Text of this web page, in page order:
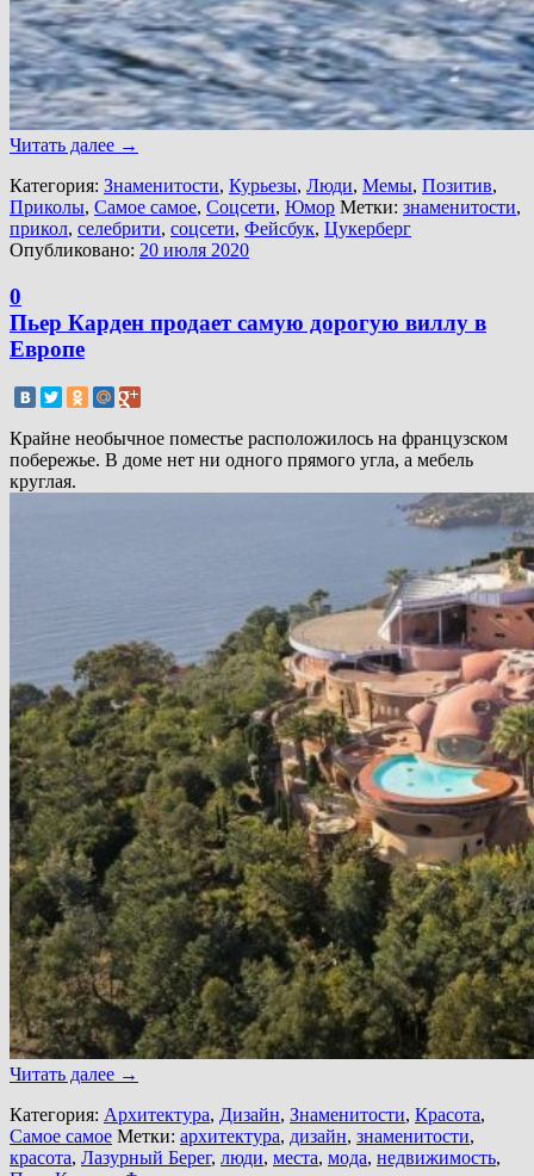
Читать далее →
Категория: Знаменитости, Курьезы, Люди, Мемы, Позитив,
Приколы, Самое самое, Соцсети, Юмор Метки: знаменитости,
прикол, селебрити, соцсети, Фейсбук, Цукерберг
Опубликовано: 20 июля 2020
0
Пьер Карден продает самую дорогую виллу в
Европе
Крайне необычное поместье расположилось на французском
побережье. В доме нет ни одного прямого угла, а мебель
круглая.
Читать далее →
Категория: Архитектура, Дизайн, Знаменитости, Красота,
Самое самое Метки: архитектура, дизайн, знаменитости,
красота, Лазурный Берег, люди, места, мода, недвижимость,